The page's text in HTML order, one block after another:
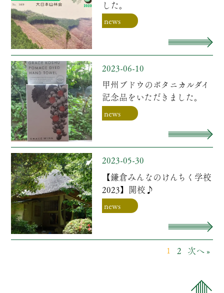
した。
news
2023-06-10
甲州ブドウのボタニカルダイ
記念品をいただきました。
news
2023-05-30
【鎌倉みんなのけんちく学校
2023】開校♪
news
1 2 次へ »